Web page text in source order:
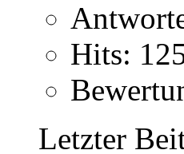
Hits:
Letzter